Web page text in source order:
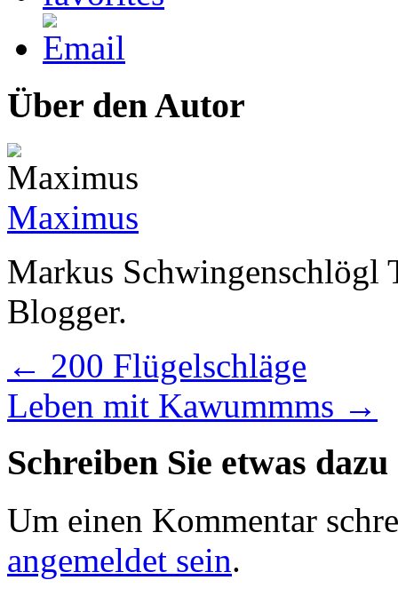
Über den Autor
Maximus
Markus Schwingenschlögl
Blogger.
← 200 Flügelschläge
Leben mit Kawummms →
Schreiben Sie etwas dazu
Um einen Kommentar
angemeldet sein.